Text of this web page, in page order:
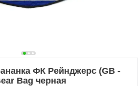
ФК Рейнджерс (GB -
Bag черная